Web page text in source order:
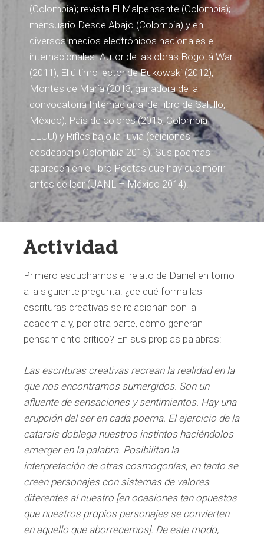
(Colombia); revista El Malpensante (Colombia);
mensuario Desde Abajo (Colombia) y en
diversos medios electrónicos nacionales e
internacionales. Autor de las obras Bogotá War
(2011), El último lector de Bukowski (2012),
Montes de María (2013, ganadora de la
convocatoria Internacional del libro de Saltillo,
México), País de colores (2015, Colombia –
EEUU) y Rifles bajo la lluvia (ediciones
desdeabajo Colombia 2016). Sus poemas
aparecen en el libro Poetas que hay que morir
antes de leer (UANL – México 2014).
Actividad
Primero escuchamos el relato de Daniel en torno
a la siguiente pregunta: ¿de qué forma las
escrituras creativas se relacionan con la
academia y, por otra parte, cómo generan
pensamiento crítico? En sus propias palabras:
Las escrituras creativas recrean la realidad en la
que nos encontramos sumergidos. Son un
afluente de sensaciones y sentimientos. Hay una
erupción del ser en cada poema. El ejercicio de la
catarsis doblega nuestros instintos haciéndolos
emerger en la palabra. Posibilitan la
interpretación de otras cosmogonías, en tanto se
creen personajes con sistemas de valores
diferentes al nuestro [en ocasiones tan opuestos
que nuestros propios personajes se convierten
en aquello que aborrecemos]. De este modo,